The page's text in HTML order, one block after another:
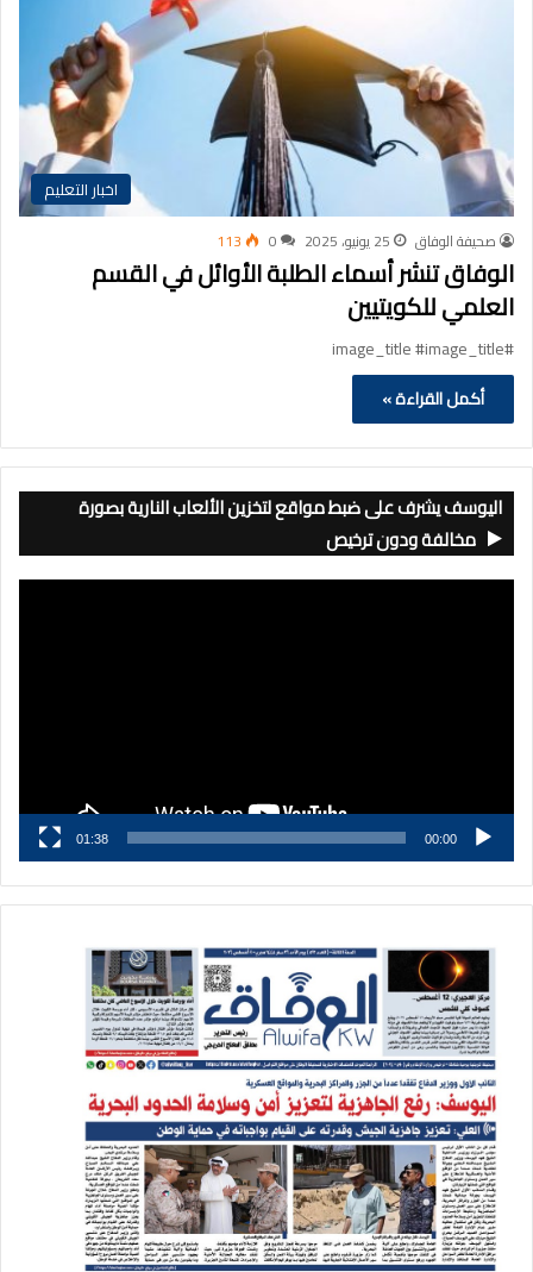
اخبار التعليم
صحيفة الوفاق 25 يونيو، 2025 0
113
الوفاق تنشر أسماء الطلبة الأوائل في القسم
العلمي للكويتيين
#image_title #image_title
أكمل القراءة »
اليوسف يشرف على ضبط مواقع لتخزين الألعاب النارية بصورة
مخالفة ودون ترخيص
00:00
01:38